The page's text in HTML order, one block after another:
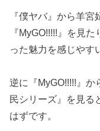
『僕ヤバ』から羊宮
『MyGO!!!!!』を見
った魅力を感じやす
逆に『MyGO!!!!!』
民シリーズ』を見る
はずです。